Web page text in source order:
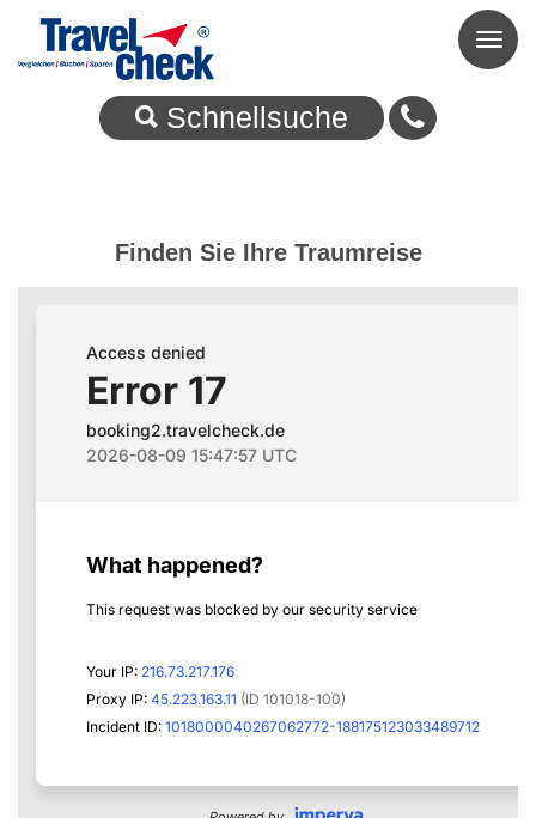
Toggle
Schnellsuche
Finden Sie Ihre Traumreise